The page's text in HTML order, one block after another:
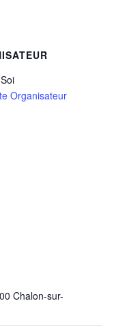
Organisateur
Chalon-sur-